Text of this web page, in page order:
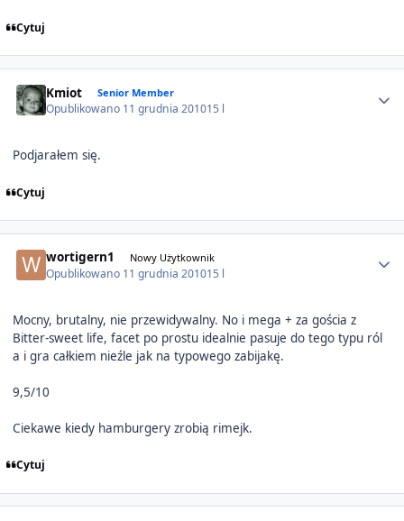
Cytuj
Kmiot Senior Member
Opublikowano 11 grudnia 201015 l
Podjarałem się.
Cytuj
wortigern1 Nowy Użytkownik
Opublikowano 11 grudnia 201015 l
Mocny, brutalny, nie przewidywalny. No i mega + za gościa z
Bitter-sweet life, facet po prostu idealnie pasuje do tego typu ról
a i gra całkiem nieźle jak na typowego zabijakę.
9,5/10
Ciekawe kiedy hamburgery zrobią rimejk.
Cytuj